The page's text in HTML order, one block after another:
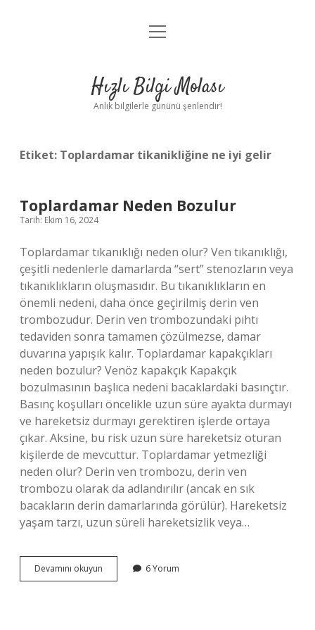
Anasayfa
Yasal Uyarı
menüyü
Hızlı Bilgi Molası
Anlık bilgilerle gününü şenlendir!
Etiket: Toplardamar tikanikliğine ne iyi gelir
Toplardamar Neden Bozulur
Tarih: Ekim 16, 2024
Toplardamar tıkanıklığı neden olur? Ven tıkanıklığı,
çeşitli nedenlerle damarlarda “sert” stenozların veya
tıkanıklıkların oluşmasıdır. Bu tıkanıklıkların en
önemli nedeni, daha önce geçirilmiş derin ven
trombozudur. Derin ven trombozundaki pıhtı
tedaviden sonra tamamen çözülmezse, damar
duvarına yapışık kalır. Toplardamar kapakçıkları
neden bozulur? Venöz kapakçık Kapakçık
bozulmasının başlıca nedeni bacaklardaki basınçtır.
Basınç koşulları öncelikle uzun süre ayakta durmayı
ve hareketsiz durmayı gerektiren işlerde ortaya
çıkar. Aksine, bu risk uzun süre hareketsiz oturan
kişilerde de mevcuttur. Toplardamar yetmezliği
neden olur? Derin ven trombozu, derin ven
trombozu olarak da adlandırılır (ancak en sık
bacakların derin damarlarında görülür). Hareketsiz
yaşam tarzı, uzun süreli hareketsizlik veya…
Devamını okuyun Toplardamar
Neden
6 Yorum